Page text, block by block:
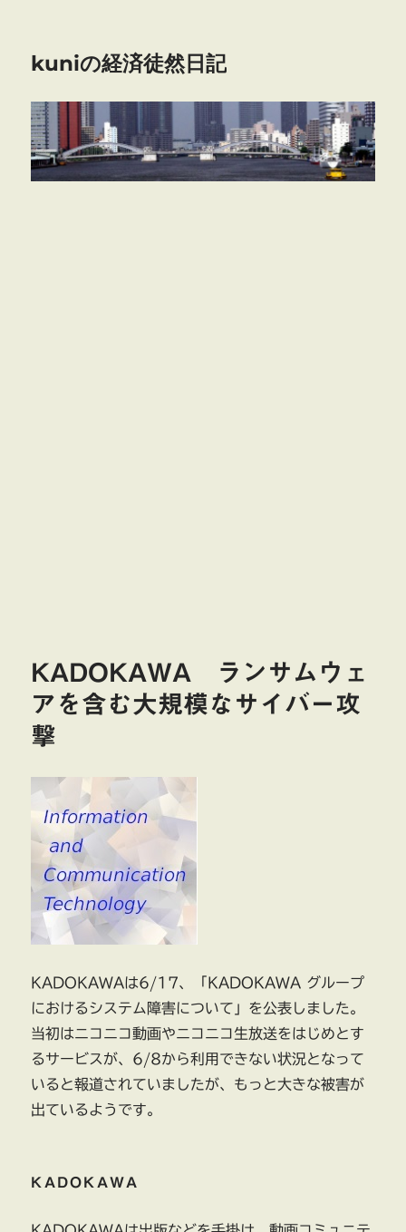
kuniの経済徒然日記
KADOKAWA ランサムウェ
アを含む大規模なサイバー攻
撃
KADOKAWAは6/17、「KADOKAWA グループ
におけるシステム障害について」を公表しました。
当初はニコニコ動画やニコニコ生放送をはじめとす
るサービスが、6/8から利用できない状況となって
いると報道されていましたが、もっと大きな被害が
出ているようです。
KADOKAWA